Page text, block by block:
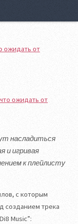
ожидать от
насладиться
и игривая
к плейлисту
с которым
созданием трека
Music”: